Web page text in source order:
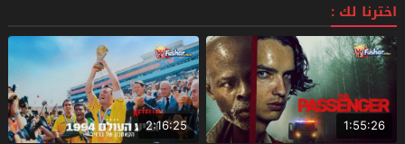
اخترنا لك :
1:55:26
2:16:25